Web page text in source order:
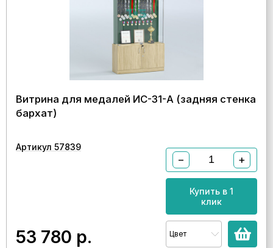
Витрина для медалей ИС-31-А (задняя стенка
бархат)
Артикул 57839
53 780 р.
− +
Купить в 1
клик
Цвет